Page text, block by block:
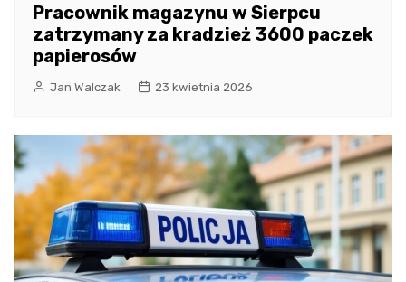
Pracownik magazynu w Sierpcu
zatrzymany za kradzież 3600 paczek
papierosów
Jan Walczak 23 kwietnia 2026